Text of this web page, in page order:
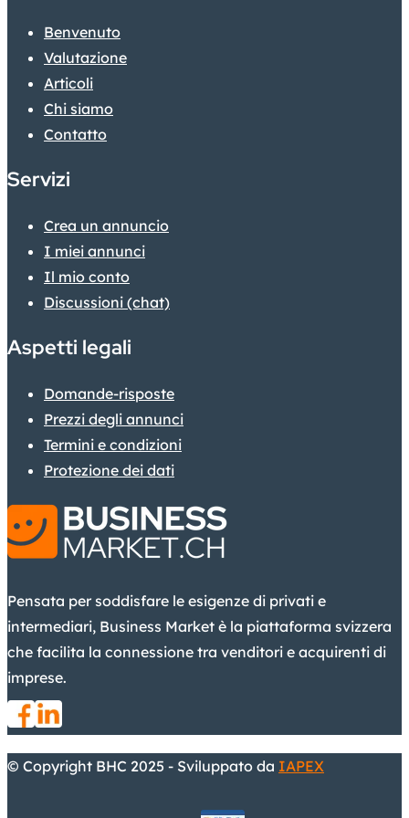
Benvenuto
Valutazione
Articoli
Chi siamo
Contatto
Servizi
Crea un annuncio
I miei annunci
Il mio conto
Discussioni (chat)
Aspetti legali
Domande-risposte
Prezzi degli annunci
Termini e condizioni
Protezione dei dati
Pensata per soddisfare le esigenze di privati e
intermediari, Business Market è la piattaforma svizzera
che facilita la connessione tra venditori e acquirenti di
imprese.
© Copyright BHC 2025 - Sviluppato da IAPEX